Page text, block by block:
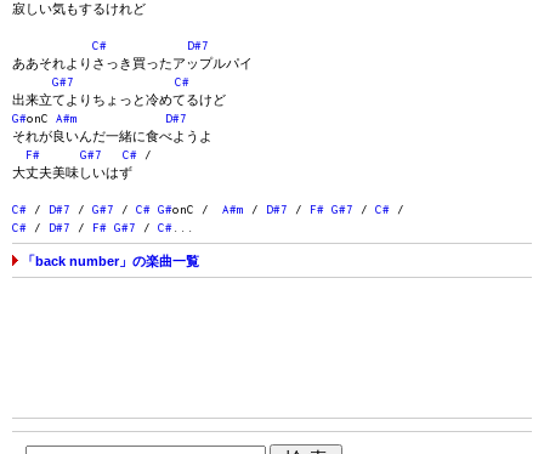
寂しい気もするけれど
C#
D#7
ああそれよりさっき買ったアップルパイ
G#7
C#
出来立てよりちょっと冷めてるけど
G#onC A#m
D#7
それが良いんだ一緒に食べようよ
F#
G#7 C# /
大丈夫美味しいはず
C# / D#7 / G#7 / C# G#onC / A#m / D#7 / F# G#7 / C# /
C# / D#7 / F# G#7 / C#
「back number」の楽曲一覧